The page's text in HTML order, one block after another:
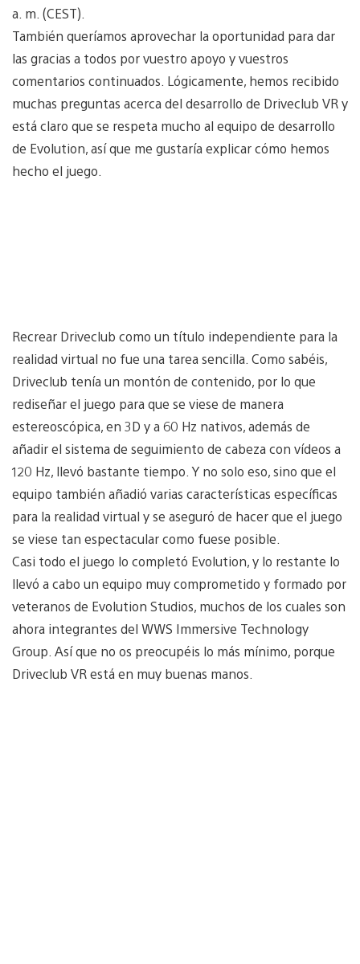
a. m. (CEST).
También queríamos aprovechar la oportunidad para dar
las gracias a todos por vuestro apoyo y vuestros
comentarios continuados. Lógicamente, hemos recibido
muchas preguntas acerca del desarrollo de Driveclub VR y
está claro que se respeta mucho al equipo de desarrollo
de Evolution, así que me gustaría explicar cómo hemos
hecho el juego.
Recrear Driveclub como un título independiente para la
realidad virtual no fue una tarea sencilla. Como sabéis,
Driveclub tenía un montón de contenido, por lo que
rediseñar el juego para que se viese de manera
estereoscópica, en 3D y a 60 Hz nativos, además de
añadir el sistema de seguimiento de cabeza con vídeos a
120 Hz, llevó bastante tiempo. Y no solo eso, sino que el
equipo también añadió varias características específicas
para la realidad virtual y se aseguró de hacer que el juego
se viese tan espectacular como fuese posible.
Casi todo el juego lo completó Evolution, y lo restante lo
llevó a cabo un equipo muy comprometido y formado por
veteranos de Evolution Studios, muchos de los cuales son
ahora integrantes del WWS Immersive Technology
Group. Así que no os preocupéis lo más mínimo, porque
Driveclub VR está en muy buenas manos.